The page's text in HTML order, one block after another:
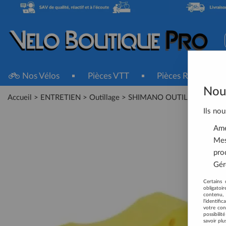
Nos Vélos Pièces VTT Pièces Route
Accueil > ENTRETIEN > Outillage > SHIMANO OUTIL COUPE
Ils
Certains
contenu,
votre
savoir